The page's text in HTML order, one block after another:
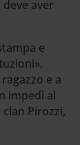
aver
e
e a
impedì al
Pirozzi,